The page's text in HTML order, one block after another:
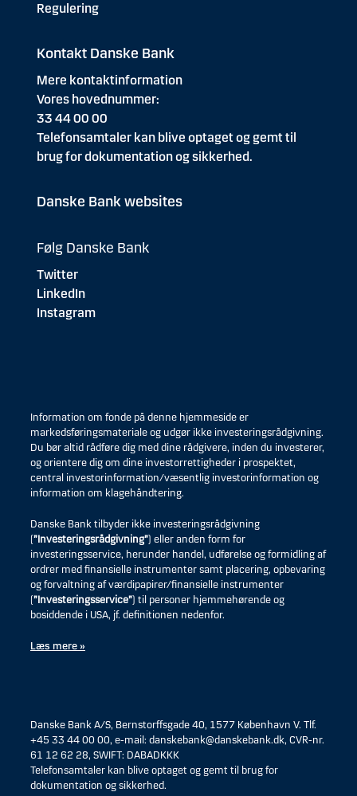
Regulering
Kontakt Danske Bank
Mere kontaktinformation
Vores hovednummer:
33 44 00 00
Telefonsamtaler kan blive optaget og gemt til
brug for dokumentation og sikkerhed.
Danske Bank websites
Følg Danske Bank
Twitter
LinkedIn
Instagram
Information om fonde på denne hjemmeside er
markedsføringsmateriale og udgør ikke investeringsrådgivning.
Du bør altid rådføre dig med dine rådgivere, inden du investerer,
og orientere dig om dine investorrettigheder i prospektet,
central investorinformation/væsentlig investorinformation og
information om klagehåndtering.
Danske Bank tilbyder ikke investeringsrådgivning
(”Investeringsrådgivning”) eller anden form for
investeringsservice, herunder handel, udførelse og formidling af
ordrer med finansielle instrumenter samt placering, opbevaring
og forvaltning af værdipapirer/finansielle instrumenter
(”Investeringsservice”) til personer hjemmehørende og
bosiddende i USA, jf. definitionen nedenfor.
Læs mere »
Danske Bank A/S, Bernstorffsgade 40, 1577 København V. Tlf.
+45 33 44 00 00, e-mail: danskebank@danskebank.dk, CVR-nr.
61 12 62 28, SWIFT: DABADKKK
Telefonsamtaler kan blive optaget og gemt til brug for
dokumentation og sikkerhed.